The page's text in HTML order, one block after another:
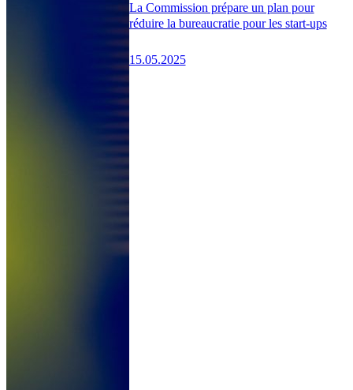
La Commission prépare un plan pour
réduire la bureaucratie pour les start-ups
15.05.2025